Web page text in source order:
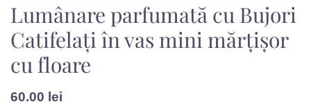
Lumânare parfumată cu Bujori
Catifelați în vas mini mărțișor
cu floare
60.00 lei